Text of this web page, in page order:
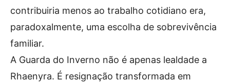
contribuiria menos ao trabalho cotidiano era,
paradoxalmente, uma escolha de sobrevivência
familiar.
A Guarda do Inverno não é apenas lealdade a
Rhaenyra. É resignação transformada em